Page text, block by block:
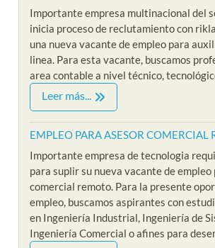
Importante empresa multinacional del
inicia proceso de reclutamiento con
una nueva vacante de empleo para
linea. Para esta vacante, buscamos
area contable a nivel técnico,
Leer más...
EMPLEO PARA ASESOR COMERCIAL
Importante empresa de tecnologia
para suplir su nueva vacante de empleo
comercial remoto. Para la presente
empleo, buscamos aspirantes con
en Ingeniería Industrial, Ingeniería de
Ingeniería Comercial o afines para